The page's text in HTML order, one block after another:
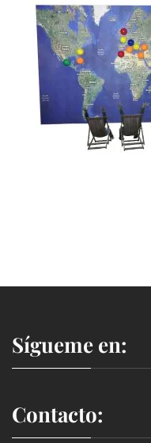
Sígueme en:
Contacto: